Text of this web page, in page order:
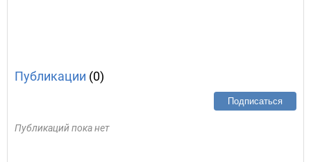
Публикации (0)
Подписаться
Публикаций пока нет